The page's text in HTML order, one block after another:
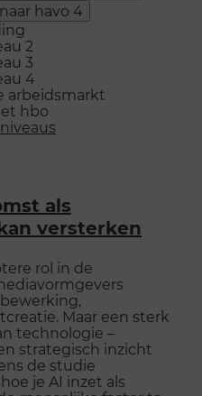
havo 4
2
3
4
arbeidsmarkt
hbo
niveaus
als
versterken
rol in de
Maar een sterk
technologie –
strategisch inzicht
de studie
je AI inzet als